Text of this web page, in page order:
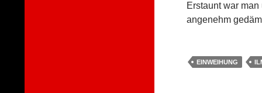
Erstaunt war
angenehm
EINWEIHUNG